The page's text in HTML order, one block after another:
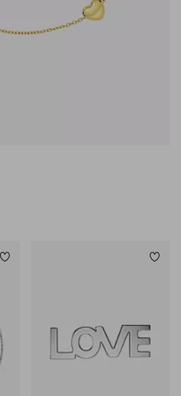
Legg til favoritter